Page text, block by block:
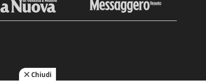
Chiudi